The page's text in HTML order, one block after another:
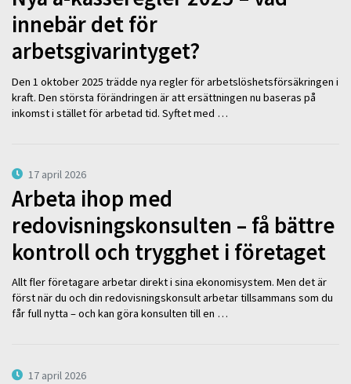
innebär det för
arbetsgivarintyget?
Den 1 oktober 2025 trädde nya regler för arbetslöshetsförsäkringen i
kraft. Den största förändringen är att ersättningen nu baseras på
inkomst i stället för arbetad tid. Syftet med …
17 april 2026
Arbeta ihop med
redovisningskonsulten – få bättre
kontroll och trygghet i företaget
Allt fler företagare arbetar direkt i sina ekonomisystem. Men det är
först när du och din redovisningskonsult arbetar tillsammans som du
får full nytta – och kan göra konsulten till en …
17 april 2026